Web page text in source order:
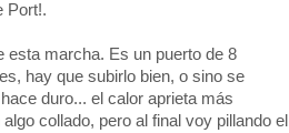
Port!.
esta marcha. Es un puerto de 8
hay que subirlo bien, o sino se
duro... el calor aprieta más
collado, pero al final voy pillando el